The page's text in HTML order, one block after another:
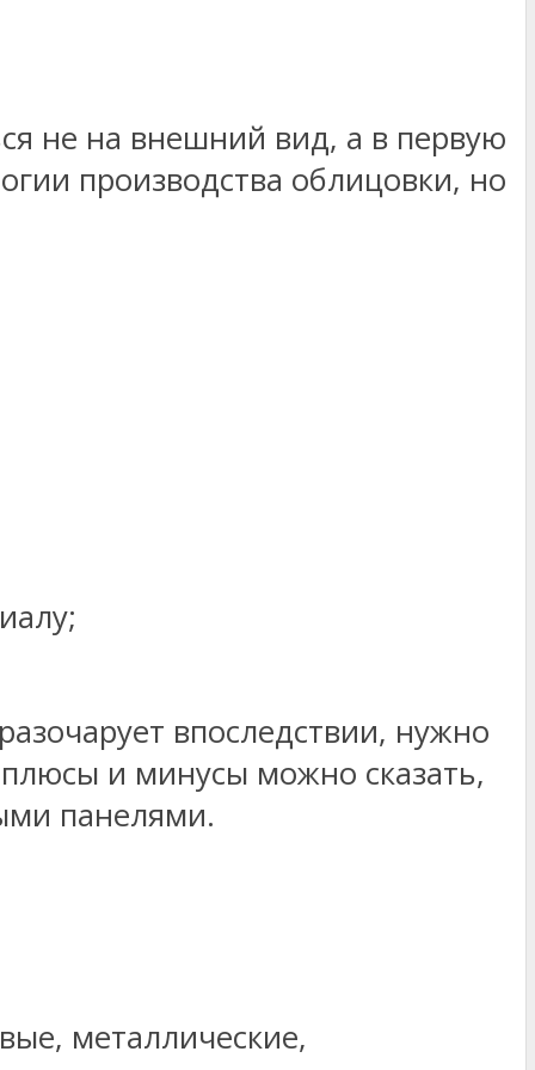
не на внешний вид, а в первую
производства облицовки, но
впоследствии, нужно
и минусы можно сказать,
панелями.
металлические,